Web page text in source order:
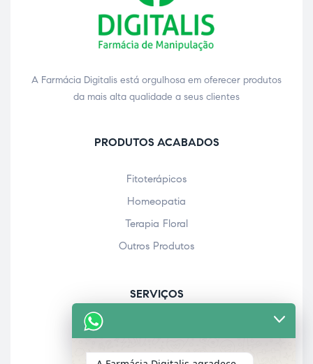
A Farmácia Digitalis está orgulhosa em oferecer produtos
da mais alta qualidade a seus clientes
PRODUTOS ACABADOS
Fitoterápicos
Homeopatia
Terapia Floral
Outros Produtos
SERVIÇOS
Acolhimento farmacêutico
Assistência personalizada